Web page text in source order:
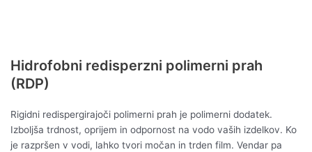
Hidrofobni redisperzni polimerni prah
(RDP)
Rigidni redispergirajoči polimerni prah je polimerni dodatek.
Izboljša trdnost, oprijem in odpornost na vodo vaših izdelkov. Ko
je razpršen v vodi, lahko tvori močan in trden film. Vendar pa